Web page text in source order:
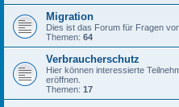
Migration
Dies ist das Forum für Fragen
Themen: 64
Verbraucherschutz
Hier können interessierte
eröffnen.
Themen: 17